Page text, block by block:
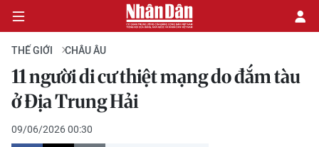
CHÍNH TRỊ
KINH TẾ
THẾ GIỚI CHÂU ÂU
11 người di cư thiệt mạng do đắm tàu
ở Địa Trung Hải
09/06/2026 00:30